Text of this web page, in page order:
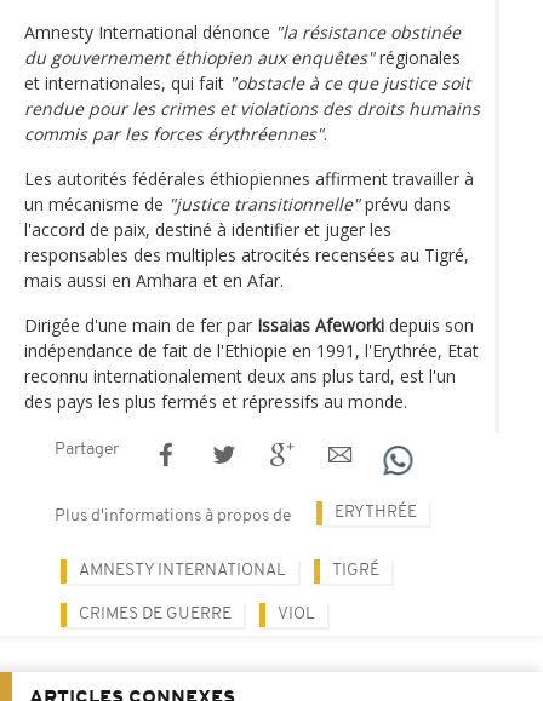
Amnesty International dénonce "la résistance obstinée
du gouvernement éthiopien aux enquêtes"régionales
et internationales, qui fait "obstacle à ce que justice soit
rendue pour les crimes et violations des droits humains
commis par les forces érythréennes".
Les autorités fédérales éthiopiennes affirment travailler à
un mécanisme de "justice transitionnelle"prévu dans
l'accord de paix, destiné à identifier et juger les
responsables des multiples atrocités recensées au Tigré,
mais aussi en Amhara et en Afar.
Dirigée d'une main de fer par Issaias Afeworki depuis son
indépendance de fait de l'Ethiopie en 1991, l'Erythrée, Etat
reconnu internationalement deux ans plus tard, est l'un
des pays les plus fermés et répressifs au monde.
Partager
Plus d'informations à propos de ERYTHRÉE
AMNESTY INTERNATIONAL TIGRÉ
CRIMES DE GUERRE VIOL